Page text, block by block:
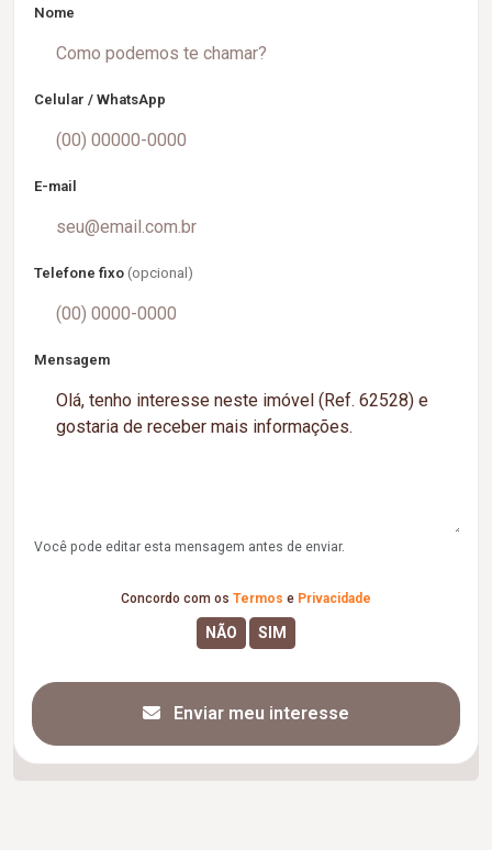
Nome
Celular / WhatsApp
E-mail
Telefone fixo (opcional)
Mensagem
Você pode editar esta mensagem antes de enviar.
Concordo com os Termos e Privacidade
Enviar meu interesse